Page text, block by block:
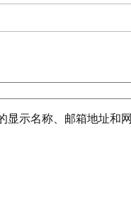
显示名称、邮箱地址和